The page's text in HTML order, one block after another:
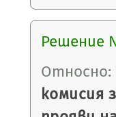
Решение
Относно:
комисия